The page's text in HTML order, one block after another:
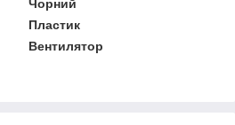
Чорний
Пластик
Вентилятор